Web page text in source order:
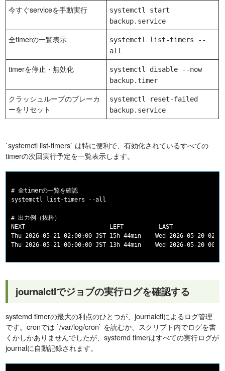
今すぐserviceを手動実行
systemctl start
backup.service
全timerの一覧表示
systemctl list-timers --
all
timerを停止・無効化
systemctl disable --now
backup.timer
クラッシュループのブレーカ
ーをリセット
systemctl reset-failed
backup.service
`systemctl list-timers` は特に便利で、有効化されているすべての
timerの次回実行予定を一覧表示します。
# 全timerの一覧を確認
systemctl list-timers --all
# 出力例（抜粋）
NEXT                        LEFT          LAST
Thu 2026-05-21 02:00:00 JST 15h 44min    Wed 2026-05-
journalctlでジョブの実行ログを確認する
systemd timerの最大の利点のひとつが、journalctlによるログ管理
です。cronでは `/var/log/cron` を読むか、スクリプト内でログを書
くかしかありませんでしたが、systemd timerはすべての実行ログが
journalに自動記録されます。